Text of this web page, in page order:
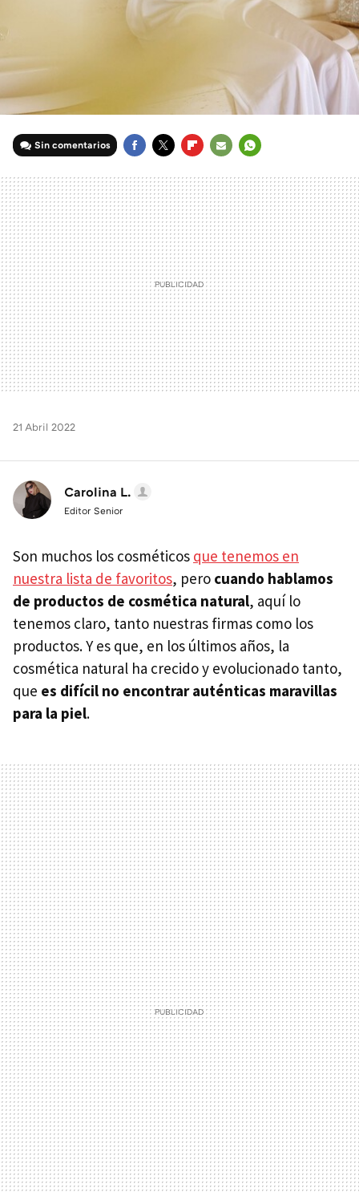
Sin comentarios
MAIL
21 Abril 2022
Carolina L.
Editor Senior
Son muchos los cosméticos que tenemos en
nuestra lista de favoritos, pero cuando hablamos
de productos de cosmética natural, aquí lo
tenemos claro, tanto nuestras firmas como los
productos. Y es que, en los últimos años, la
cosmética natural ha crecido y evolucionado tanto,
que es difícil no encontrar auténticas maravillas
para la piel.